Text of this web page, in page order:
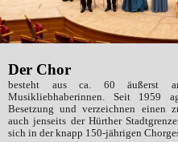
Der Chor
besteht aus ca. 60 äußerst
Musikliebhaberinnen. Seit 1959
Besetzung und verzeichnen einen
auch jenseits der Hürther
sich in der knapp 150-jährigen